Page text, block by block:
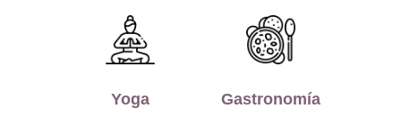
Yoga Gastronomía